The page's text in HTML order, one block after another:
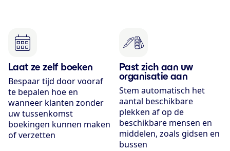
Laat ze zelf boeken
Bespaar tijd door vooraf
te bepalen hoe en
wanneer klanten zonder
uw tussenkomst
boekingen kunnen maken
of verzetten
Past zich aan uw
organisatie aan
Stem automatisch het
aantal beschikbare
plekken af op de
beschikbare mensen en
middelen, zoals gidsen en
bussen